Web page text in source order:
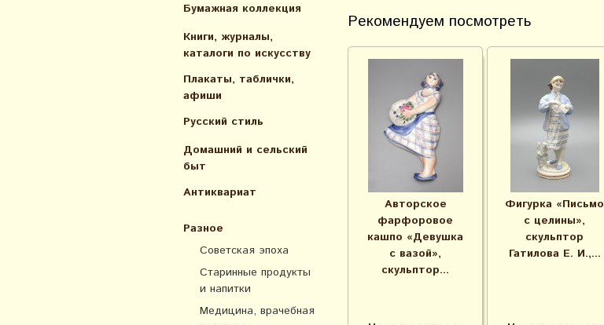
Бумажная коллекция
Книги, журналы,
каталоги по искусcтву
Плакаты, таблички,
афиши
Русский стиль
Домашний и сельский
быт
Антиквариат
Разное
Советская эпоха
Старинные продукты
и напитки
Медицина, врачебная
Рекомендуем посмотреть
Авторское
фарфоровое
кашпо «Девушка
с вазой»,
скульптор...
Фигурка «Письмо
с целины»,
скульптор
Гатилова Е. И.,...